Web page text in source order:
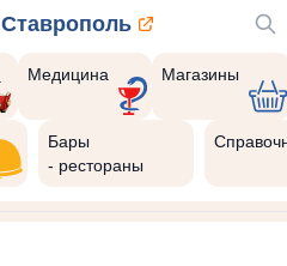
Ставрополь
Медицина Магазины
Бары
- рестораны